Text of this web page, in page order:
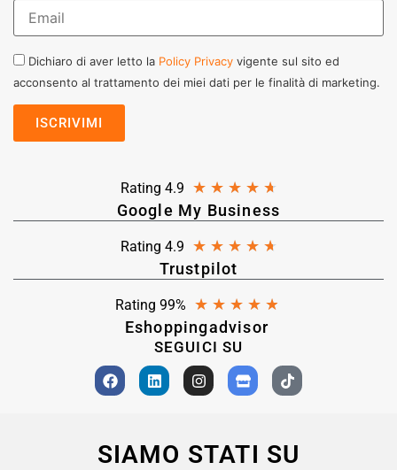
Dichiaro di aver letto la Policy Privacy vigente sul sito ed
acconsento al trattamento dei miei dati per le finalità di marketing.
Rating 4.9 ★ ★ ★ ★ ★
Google My Business
Rating 4.9 ★ ★ ★ ★ ★
Trustpilot
Rating 99% ★ ★ ★ ★ ★
Eshoppingadvisor
SEGUICI SU
SIAMO STATI SU